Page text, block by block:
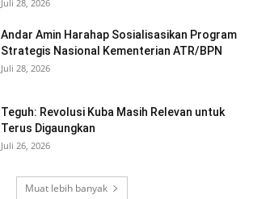
Juli 28, 2026
Andar Amin Harahap Sosialisasikan Program
Strategis Nasional Kementerian ATR/BPN
Juli 28, 2026
Teguh: Revolusi Kuba Masih Relevan untuk
Terus Digaungkan
Juli 26, 2026
Muat lebih banyak